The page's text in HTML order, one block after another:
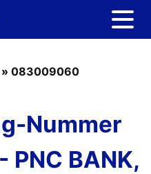
» 083009060
Nummer
BANK,